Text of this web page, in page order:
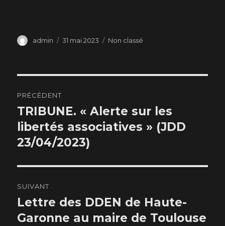
Auteur
admin
Publié
31 mai 2023 Catégories
Non classé
de
l’article
PRÉCÉDENT
Publication
précédente :
TRIBUNE. « Alerte sur les
libertés associatives » (JDD
23/04/2023)
SUIVANT
Publication
suivante :
Lettre des DDEN de Haute-
Garonne au maire de Toulouse